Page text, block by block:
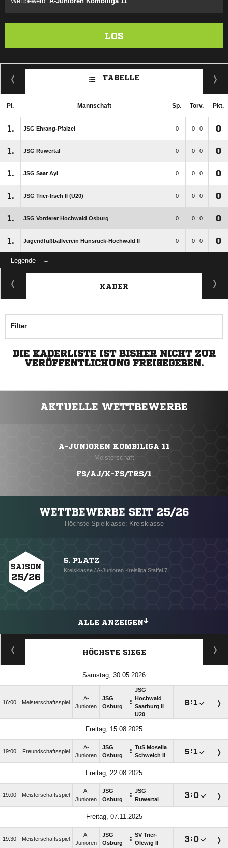
LOS
TABELLE
Pl. Mannschaft Sp. Torv. Pkt.
1. JSG Ehrang-Pfalzel 0 0 : 0 0
1. JSG Ruwertal 0 0 : 0 0
1. JSG Saar Ayl 0 0 : 0 0
1. JSG Trier-Irsch II (U20) 0 0 : 0 0
1. JSG Vorderer Hochwald Osburg 0 0 : 0 0
1. Jugendfußballverein Hunsrück-Hochwald II 0 0 : 0 0
Legende
KADER
Filter
DIE KADERLISTE IST BISHER NICHT ZUR
VERÖFFENTLICHUNG FREIGEGEBEN.
AKTUELLE WETTBEWERBE
A-JUNIOREN KOMBILIGA 11
Meisterschaft
FS/AJ/K-FS/TRS/1
WETTBEWERBE SEIT 25/26
Höchste Spielklasse: Kreisklasse
SAISON
25/26
5. PLATZ
Kreisklasse / A-Junioren Kreisliga Staffel 7
ALLE ANZEIGEN
HÖCHSTE SIEGE
Samstag, 30.05.2026
16:00 Meisterschaftsspiel
A-
Junioren
JSG
Osburg
:
JSG
Hochwald
Saarburg II
U20
:
Freitag, 15.08.2025
19:00 Freundschaftsspiel
A-
Junioren
JSG
Osburg
: TuS Mosella
Schweich II
:
Freitag, 22.08.2025
19:00 Meisterschaftsspiel
A-
Junioren
JSG
Osburg
: JSG
Ruwertal
:
Freitag, 07.11.2025
19:30 Meisterschaftsspiel
A-
Junioren
JSG
Osburg
: SV Trier-
Olewig II
: